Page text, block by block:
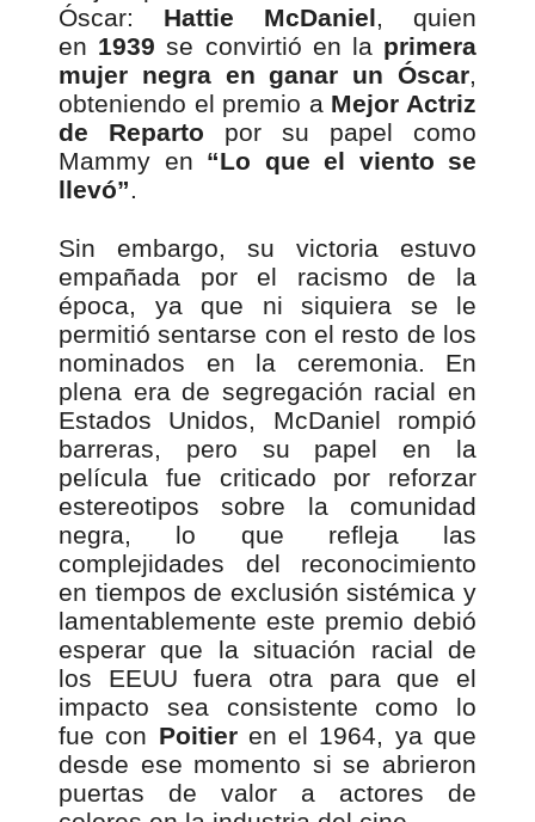
Óscar: Hattie McDaniel, quien
en 1939 se convirtió en la primera
mujer negra en ganar un Óscar,
obteniendo el premio a Mejor Actriz
de Reparto por su papel como
Mammy en “Lo que el viento se
llevó”.
Sin embargo, su victoria estuvo
empañada por el racismo de la
época, ya que ni siquiera se le
permitió sentarse con el resto de los
nominados en la ceremonia. En
plena era de segregación racial en
Estados Unidos, McDaniel rompió
barreras, pero su papel en la
película fue criticado por reforzar
estereotipos sobre la comunidad
negra, lo que refleja las
complejidades del reconocimiento
en tiempos de exclusión sistémica y
lamentablemente este premio debió
esperar que la situación racial de
los EEUU fuera otra para que el
impacto sea consistente como lo
fue con Poitieren el 1964, ya que
desde ese momento si se abrieron
puertas de valor a actores de